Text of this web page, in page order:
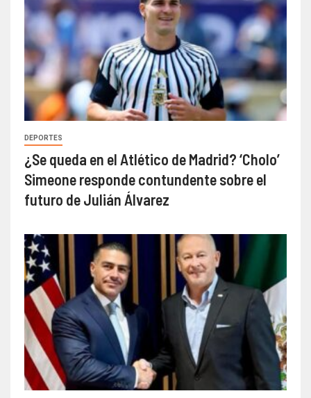
DEPORTES
¿Se queda en el Atlético de Madrid? ‘Cholo’
Simeone responde contundente sobre el
futuro de Julián Álvarez